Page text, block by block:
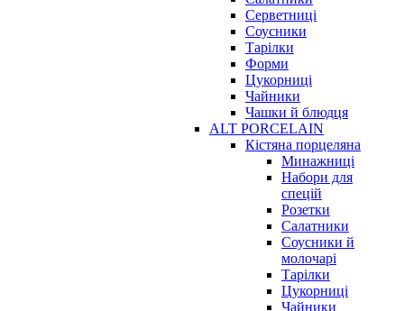
Серветниці
Соусники
Тарілки
Форми
Цукорниці
Чайники
Чашки й блюдця
ALT PORCELAIN
Кістяна порцеляна
Минажниці
Набори для
спецій
Розетки
Салатники
Соусники й
молочарі
Тарілки
Цукорниці
Чайники